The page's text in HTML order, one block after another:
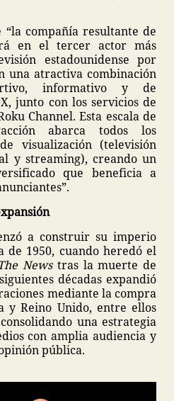
“la compañía resultante de
en el tercer actor más
estadounidense por
una atractiva combinación
informativo y de
junto con los servicios de
Channel. Esta escala de
abarca todos los
visualización (televisión
y streaming), creando un
que beneficia a
a construir su imperio
de 1950, cuando heredó el
Newstras la muerte de
décadas expandió
mediante la compra
y Reino Unido, entre ellos
una estrategia
con amplia audiencia y
pública.